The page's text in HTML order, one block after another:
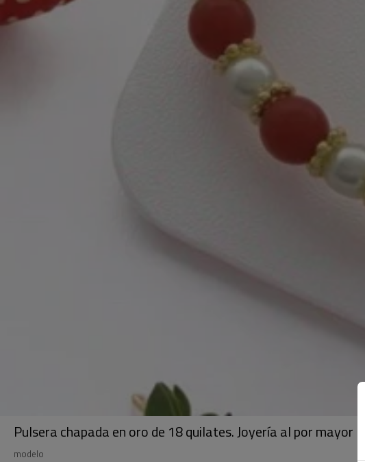
Pulsera chapada en oro de 18 quilates. Joyería al por mayor
modelo